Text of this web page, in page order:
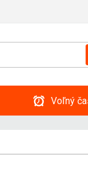
Voľný